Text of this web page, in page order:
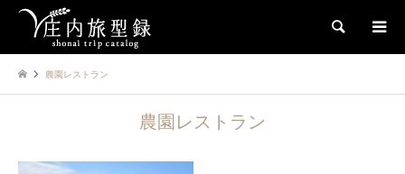
検索
農園レストラン
農園レストラン